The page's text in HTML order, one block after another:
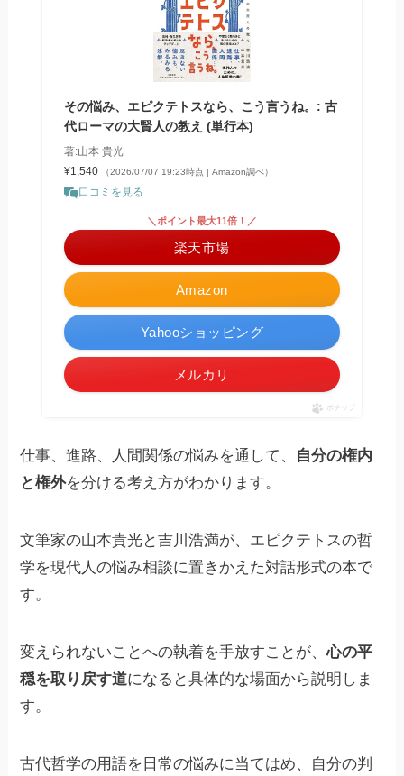
その悩み、エピクテトスなら、こう言うね。: 古
代ローマの大賢人の教え (単行本)
著:山本 貴光
¥1,540
（2026/07/07 19:23時点 | Amazon調べ）
口コミを見る
Amazon
＼ポイント最大11倍！／
楽天市場
Yahooショッピング
メルカリ
ポチップ
仕事、進路、人間関係の悩みを通して、 自分の権内
と権外を分ける考え方がわかります。
文筆家の山本貴光と吉川浩満が、エピクテトスの哲
学を現代人の悩み相談に置きかえた対話形式の本で
す。
変えられないことへの執着を手放すことが、心の平
穏を取り戻す道になると具体的な場面から説明しま
す。
古代哲学の用語を日常の悩みに当てはめ、自分の判